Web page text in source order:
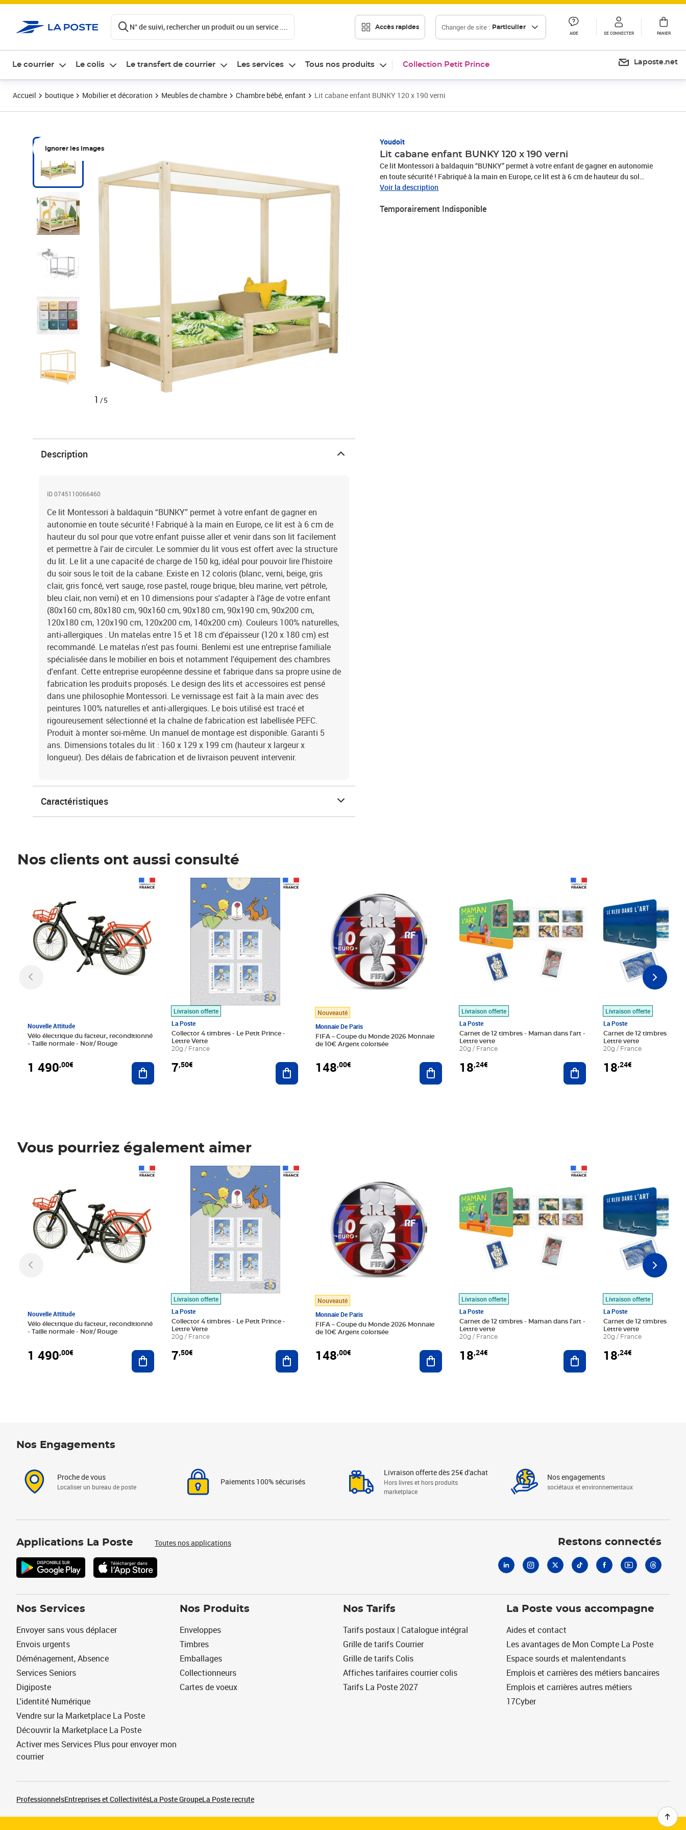
N° de suivi, rechercher un produit ou un service .... Accès rapides Changer de site : Particulier
AIDE SE CONNECTER PANIER
Le courrier Le colis Le transfert de courrier Les services Tous nos produits Collection Petit Prince Laposte.net
Accueil boutique Mobilier et décoration Meubles de chambre Chambre bébé, enfant Lit cabane enfant BUNKY 120 x 190 verni
Ignorer les images
1 /5
Youdoit
Lit cabane enfant BUNKY 120 x 190 verni
Ce lit Montessori à baldaquin “BUNKY” permet à votre enfant de gagner en autonomie
en toute sécurité ! Fabriqué à la main en Europe, ce lit est à 6 cm de hauteur du sol
pour que votre enfant puisse aller et venir dans son lit facilement et permettre à l'air
capacité de charge de 150 kg, idéal pour pouvoir lire l'histoire du soir sous le toit de la
Voir la description
Temporairement Indisponible
Description
ID 0745110066460
Ce lit Montessori à baldaquin “BUNKY” permet à votre enfant de gagner en
autonomie en toute sécurité ! Fabriqué à la main en Europe, ce lit est à 6 cm de
hauteur du sol pour que votre enfant puisse aller et venir dans son lit facilement
et permettre à l'air de circuler. Le sommier du lit vous est offert avec la structure
du lit. Le lit a une capacité de charge de 150 kg, idéal pour pouvoir lire l'histoire
du soir sous le toit de la cabane. Existe en 12 coloris (blanc, verni, beige, gris
clair, gris foncé, vert sauge, rose pastel, rouge brique, bleu marine, vert pétrole,
bleu clair, non verni) et en 10 dimensions pour s'adapter à l'âge de votre enfant
(80x160 cm, 80x180 cm, 90x160 cm, 90x180 cm, 90x190 cm, 90x200 cm,
120x180 cm, 120x190 cm, 120x200 cm, 140x200 cm). Couleurs 100% naturelles,
anti-allergiques . Un matelas entre 15 et 18 cm d'épaisseur (120 x 180 cm) est
recommandé. Le matelas n'est pas fourni. Benlemi est une entreprise familiale
spécialisée dans le mobilier en bois et notamment l'équipement des chambres
d'enfant. Cette entreprise européenne dessine et fabrique dans sa propre usine de
fabrication les produits proposés. Le design des lits et accessoires est pensé
dans une philosophie Montessori. Le vernissage est fait à la main avec des
peintures 100% naturelles et anti-allergiques. Le bois utilisé est tracé et
rigoureusement sélectionné et la chaîne de fabrication est labellisée PEFC.
Produit à monter soi-même. Un manuel de montage est disponible. Garanti 5
ans. Dimensions totales du lit : 160 x 129 x 199 cm (hauteur x largeur x
longueur). Des délais de fabrication et de livraison peuvent intervenir.
Caractéristiques
Nos clients ont aussi consulté
Nouvelle Attitude
Vélo électrique du facteur, reconditionné
- Taille normale - Noir/ Rouge
1 490,00€ Ajouter au panier
Livraison offerte
La Poste
Collector 4 timbres - Le Petit Prince -
Lettre Verte
20g / France
7,50€
Prix 7,50€
Ajouter au panier
Nouveauté
Monnaie De Paris
FIFA – Coupe du Monde 2026 Monnaie
de 10€ Argent colorisée
148,00€ Ajouter au panier
Livraison offerte
La Poste
Carnet de 12 timbres - Maman dans l'art -
Lettre verte
20g / France
18,24€ Ajouter au panier
Livraison offerte
La Poste
Carnet de 12 timbres - Le
Lettre verte
20g / France
18,24€
Vous pourriez également aimer
Nouvelle Attitude
Vélo électrique du facteur, reconditionné
- Taille normale - Noir/ Rouge
1 490,00€ Ajouter au panier
Livraison offerte
La Poste
Collector 4 timbres - Le Petit Prince -
Lettre Verte
20g / France
7,50€
Prix 7,50€
Ajouter au panier
Nouveauté
Monnaie De Paris
FIFA – Coupe du Monde 2026 Monnaie
de 10€ Argent colorisée
148,00€ Ajouter au panier
Livraison offerte
La Poste
Carnet de 12 timbres - Maman dans l'art -
Lettre verte
20g / France
18,24€ Ajouter au panier
Livraison offerte
La Poste
Carnet de 12 timbres - Le
Lettre verte
20g / France
18,24€
Nos Engagements
Proche de vous
Localiser un bureau de poste
Paiements 100% sécurisés
Livraison offerte dès 25€ d'achat
Hors livres et hors produits
marketplace
Nos engagements
sociétaux et environnementaux
Applications La Poste Toutes nos applications Restons connectés
Nos Services
Envoyer sans vous déplacer
Envois urgents
Déménagement, Absence
Services Seniors
Digiposte
L'identité Numérique
Vendre sur la Marketplace La Poste
Découvrir la Marketplace La Poste
Activer mes Services Plus pour envoyer mon
courrier
Nos Produits
Enveloppes
Timbres
Emballages
Collectionneurs
Cartes de voeux
Nos Tarifs
Tarifs postaux | Catalogue intégral
Grille de tarifs Courrier
Grille de tarifs Colis
Affiches tarifaires courrier colis
Tarifs La Poste 2027
La Poste vous accompagne
Aides et contact
Les avantages de Mon Compte La Poste
Espace sourds et malentendants
Emplois et carrières des métiers bancaires
Emplois et carrières autres métiers
17Cyber
ProfessionnelsEntreprises et CollectivitésLa Poste GroupeLa Poste recrute